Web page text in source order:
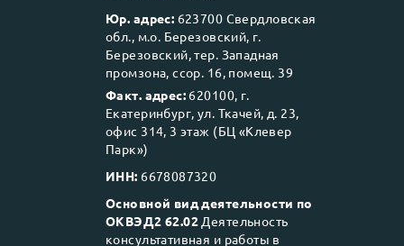
Юр. адрес: 623700 Свердловская
обл., м.о. Березовский, г.
Березовский, тер. Западная
промзона, ссор. 16, помещ. 39
Факт. адрес: 620100, г.
Екатеринбург, ул. Ткачей, д. 23,
офис 314, 3 этаж (БЦ «Клевер
Парк»)
ИНН: 6678087320
Основной вид деятельности по
ОКВЭД2 62.02 Деятельность
консультативная и работы в